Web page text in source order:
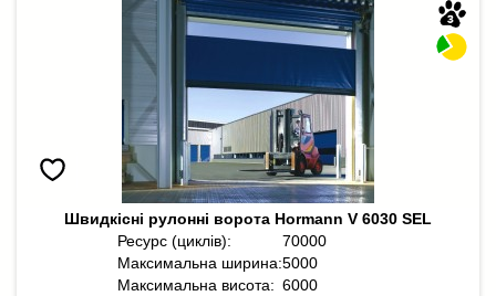
Швидкісні рулонні ворота Hormann V 6030 SEL
Ресурс (циклів):
70000
Максимальна ширина:5000
Максимальна висота: 6000